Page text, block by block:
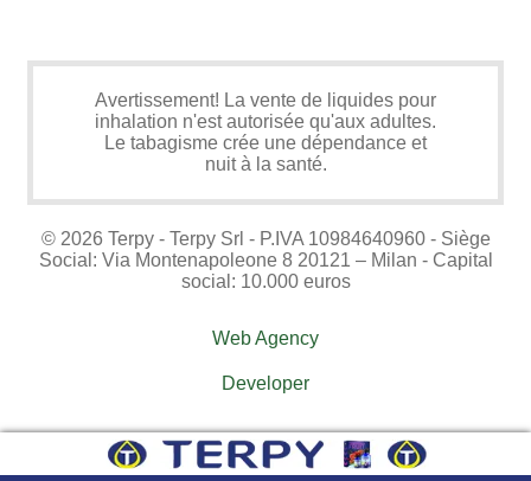
Avertissement! La vente de liquides pour
inhalation n'est autorisée qu'aux adultes.
Le tabagisme crée une dépendance et
nuit à la santé.
© 2026 Terpy - Terpy Srl - P.IVA 10984640960 - Siège
Social: Via Montenapoleone 8 20121 – Milan - Capital
social: 10.000 euros
Web Agency
Developer